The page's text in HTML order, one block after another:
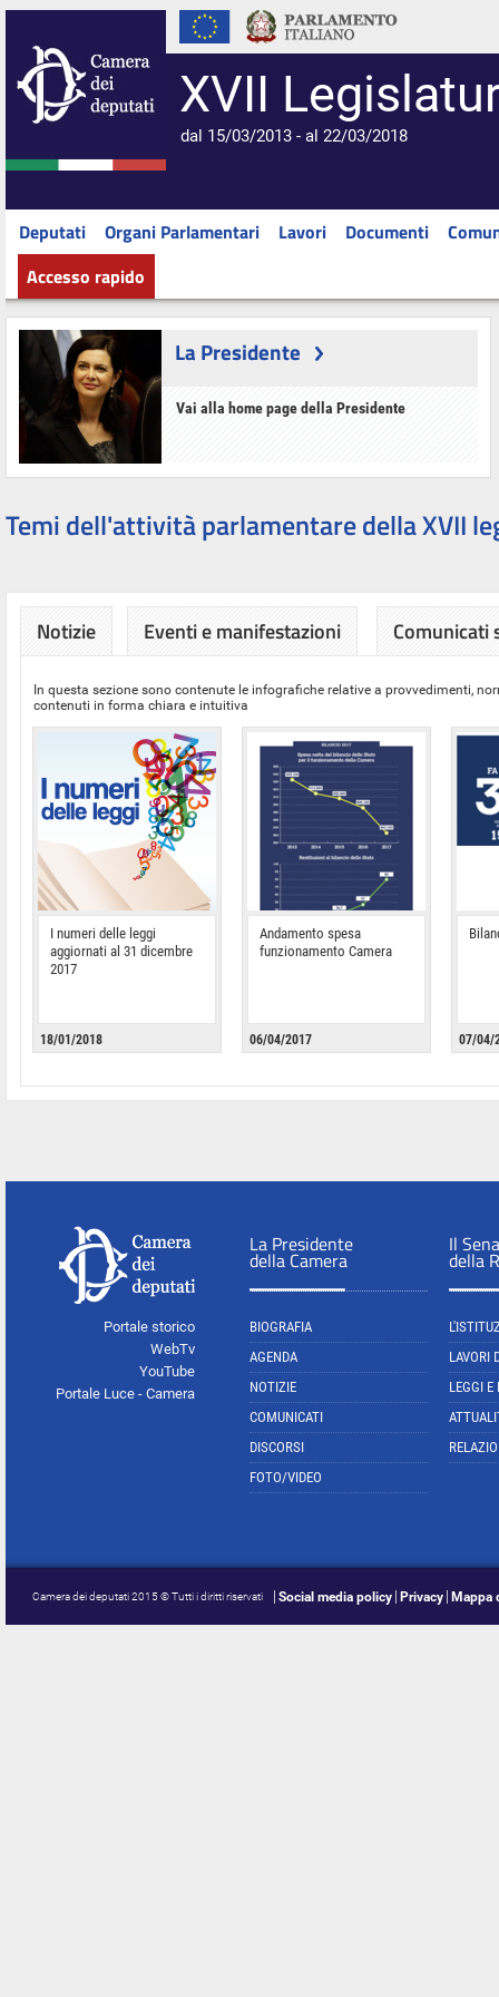
XVII
dal 15/03/2013 - al 22/03/2018
Deputati Organi Parlamentari Lavori Documenti
Accesso rapido
La Presidente
Vai alla home page della Presidente
Temi dell'attività parlamentare della XVII
Notizie Eventi e manifestazioni Comunicati
In questa sezione sono contenute le infografiche relative a provvedimenti,
contenuti in forma chiara e intuitiva
I numeri delle leggi
aggiornati al 31 dicembre
2017
18/01/2018
Andamento spesa
funzionamento Camera
06/04/2017 07/04/
Portale storico
WebTv
YouTube
Portale Luce - Camera
La Presidente
della Camera
BIOGRAFIA
AGENDA
NOTIZIE
COMUNICATI
DISCORSI
FOTO/VIDEO
Il
della
LAVORI
LEGGI E
Camera dei deputati 2015 © Tutti i diritti riservati Social media policy Privacy Mappa